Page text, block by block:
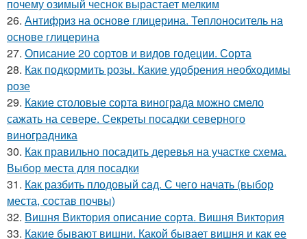
почему озимый чеснок вырастает мелким
26. Антифриз на основе глицерина. Теплоноситель на
основе глицерина
27. Описание 20 сортов и видов годеции. Сорта
28. Как подкормить розы. Какие удобрения необходимы
розе
29. Какие столовые сорта винограда можно смело
сажать на севере. Секреты посадки северного
виноградника
30. Как правильно посадить деревья на участке схема.
Выбор места для посадки
31. Как разбить плодовый сад. С чего начать (выбор
места, состав почвы)
32. Вишня Виктория описание сорта. Вишня Виктория
33. Какие бывают вишни. Какой бывает вишня и как ее